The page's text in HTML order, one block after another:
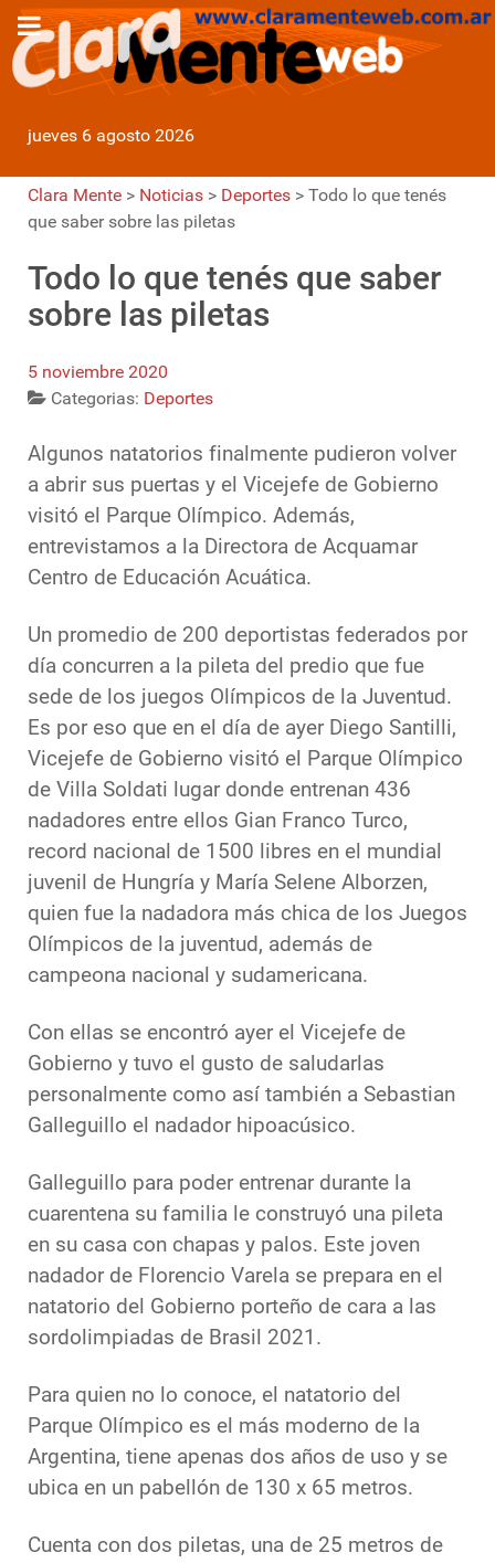
jueves 6 agosto 2026
Clara Mente > Noticias > Deportes > Todo lo que tenés
que saber sobre las piletas
Todo lo que tenés que saber
sobre las piletas
5 noviembre 2020
Categorias: Deportes
Algunos natatorios finalmente pudieron volver
a abrir sus puertas y el Vicejefe de Gobierno
visitó el Parque Olímpico. Además,
entrevistamos a la Directora de Acquamar
Centro de Educación Acuática.
Un promedio de 200 deportistas federados por
día concurren a la pileta del predio que fue
sede de los juegos Olímpicos de la Juventud.
Es por eso que en el día de ayer Diego Santilli,
Vicejefe de Gobierno visitó el Parque Olímpico
de Villa Soldati lugar donde entrenan 436
nadadores entre ellos Gian Franco Turco,
record nacional de 1500 libres en el mundial
juvenil de Hungría y María Selene Alborzen,
quien fue la nadadora más chica de los Juegos
Olímpicos de la juventud, además de
campeona nacional y sudamericana.
Con ellas se encontró ayer el Vicejefe de
Gobierno y tuvo el gusto de saludarlas
personalmente como así también a Sebastian
Galleguillo el nadador hipoacúsico.
Galleguillo para poder entrenar durante la
cuarentena su familia le construyó una pileta
en su casa con chapas y palos. Este joven
nadador de Florencio Varela se prepara en el
natatorio del Gobierno porteño de cara a las
sordolimpiadas de Brasil 2021.
Para quien no lo conoce, el natatorio del
Parque Olímpico es el más moderno de la
Argentina, tiene apenas dos años de uso y se
ubica en un pabellón de 130 x 65 metros.
Cuenta con dos piletas, una de 25 metros de